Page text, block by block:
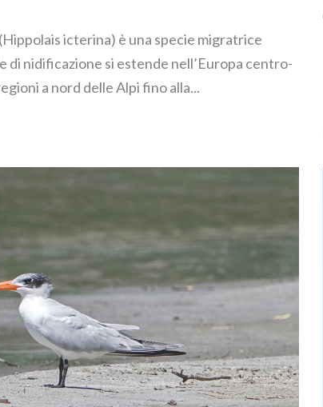
icterina) è una specie migratrice
di nidificazione si estende nell’Europa centro-
a nord delle Alpi fino alla...